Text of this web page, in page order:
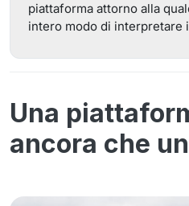
piattaforma attorno alla
intero modo di interpretare
Una
ancora che